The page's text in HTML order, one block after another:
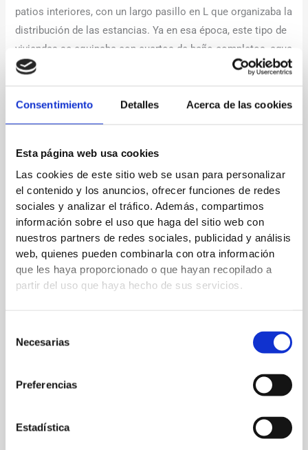
Consentimiento Detalles Acerca de las cookies
Esta página web usa cookies
Las cookies de este sitio web se usan para personalizar
el contenido y los anuncios, ofrecer funciones de redes
sociales y analizar el tráfico. Además, compartimos
información sobre el uso que haga del sitio web con
nuestros partners de redes sociales, publicidad y análisis
web, quienes pueden combinarla con otra información
que les haya proporcionado o que hayan recopilado a
partir del uso que haya hecho de sus servicios.
Necesarias
Preferencias
Estadística
patios interiores, con un largo pasillo en L que organizaba la
distribución de las estancias. Ya en esa época, este tipo de
viviendas se equipaba con cuartos de baño completos, agua
corriente, electrificación y calefacción central.
Dada la configuración rectangular de la planta, el edificio de
Goya 89está distribuido en dos alas, con dos viviendas en
las calles Goya y Conde de Peñalver, mientras que las otras
tres dan a la fachada de la calle Goya. En total, se han
habilitado el bajo y seis plantas, que cuentan con un total
de 85 ventanales de suelo a techo, lo que proporciona luz
natural en todos los espacios a cualquier hora del día. Cada
planta es una bocanada de inspiración, con numerosas
propuestas en las que te quedarías a vivir. El último piso
cuenta con coquetas terrazas desde donde se pueden